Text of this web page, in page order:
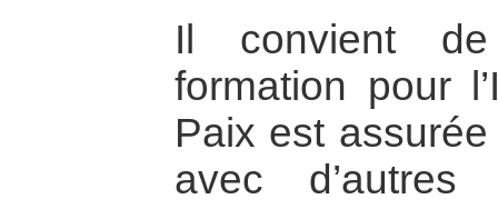
Il convient
formation pour
Paix est
avec d’autres